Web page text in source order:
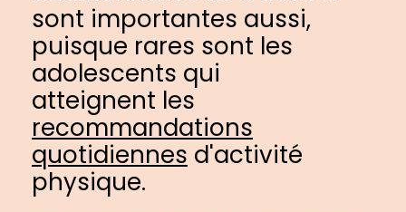
sont importantes aussi,
puisque rares sont les
adolescents qui
atteignent les
recommandations
quotidiennes d'activité
physique.